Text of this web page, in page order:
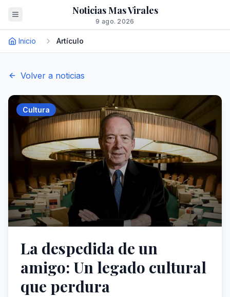
Noticias Mas Virales
9 ago. 2026
Inicio Artículo
Volver a noticias
Cultura
La despedida de un
amigo: Un legado cultural
que perdura